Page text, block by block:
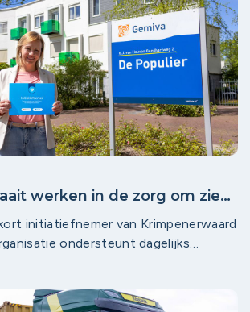
werken in de zorg om zien
initiatiefnemer van Krimpenerwaard
ondersteunt dagelijks
biedt: voor studenten, zij-